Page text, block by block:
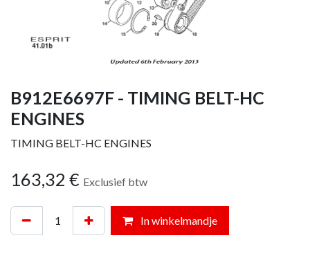
B912E6697F - TIMING BELT-HC
ENGINES
TIMING BELT-HC ENGINES
163,32 € Exclusief btw
In winkelmandje